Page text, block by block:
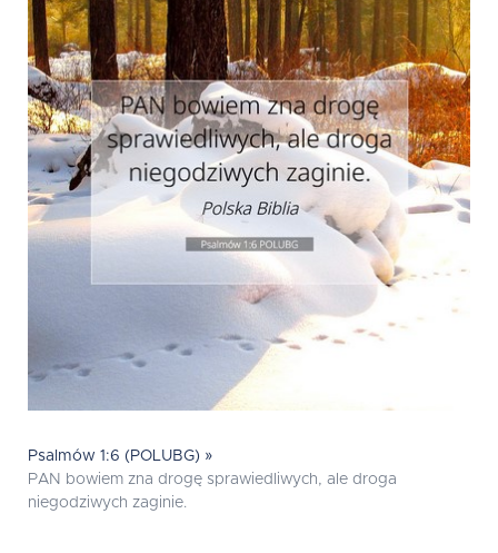
Psalmów 1:6 (POLUBG) »
PAN bowiem zna drogę sprawiedliwych, ale droga
niegodziwych zaginie.